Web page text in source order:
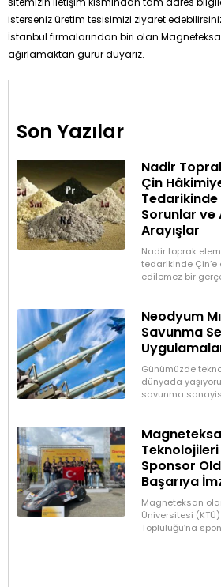
isterseniz üretim tesisimizi ziyaret
İstanbul firmalarından biri olan
ağırlamaktan gurur duyarız.
Son Yazılar
Nadir
Çin
Tedarikinde
Sorunlar
Arayışlar
Nadir toprak
tedarikinde Çin’e
edilemez bir
Neodyum
Savunma
Günümüzde
dünyada
savunma
Sponsor
Başarıya
Magneteksan
Üniversitesi
Topluluğu’na